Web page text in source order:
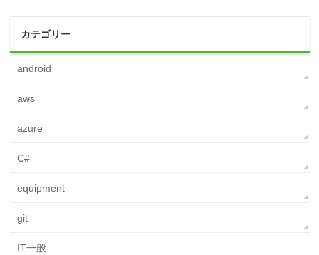
カテゴリー
android
aws
azure
C#
equipment
git
IT一般